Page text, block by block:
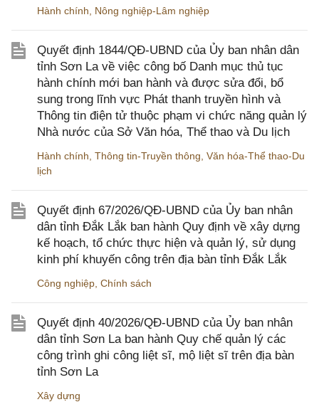
Hành chính Nông nghiệp-Lâm nghiệp
Quyết định 1844/QĐ-UBND của Ủy ban nhân dân
tỉnh Sơn La về việc công bố Danh mục thủ tục
hành chính mới ban hành và được sửa đổi, bổ
sung trong lĩnh vực Phát thanh truyền hình và
Thông tin điện tử thuộc phạm vi chức năng quản lý
Nhà nước của Sở Văn hóa, Thể thao và Du lịch
Hành chính Thông tin-Truyền thông Văn hóa-Thể thao-Du
lịch
Quyết định 67/2026/QĐ-UBND của Ủy ban nhân
dân tỉnh Đắk Lắk ban hành Quy định về xây dựng
kế hoạch, tổ chức thực hiện và quản lý, sử dụng
kinh phí khuyến công trên địa bàn tỉnh Đắk Lắk
Công nghiệp Chính sách
Quyết định 40/2026/QĐ-UBND của Ủy ban nhân
dân tỉnh Sơn La ban hành Quy chế quản lý các
công trình ghi công liệt sĩ, mộ liệt sĩ trên địa bàn
tỉnh Sơn La
Xây dựng